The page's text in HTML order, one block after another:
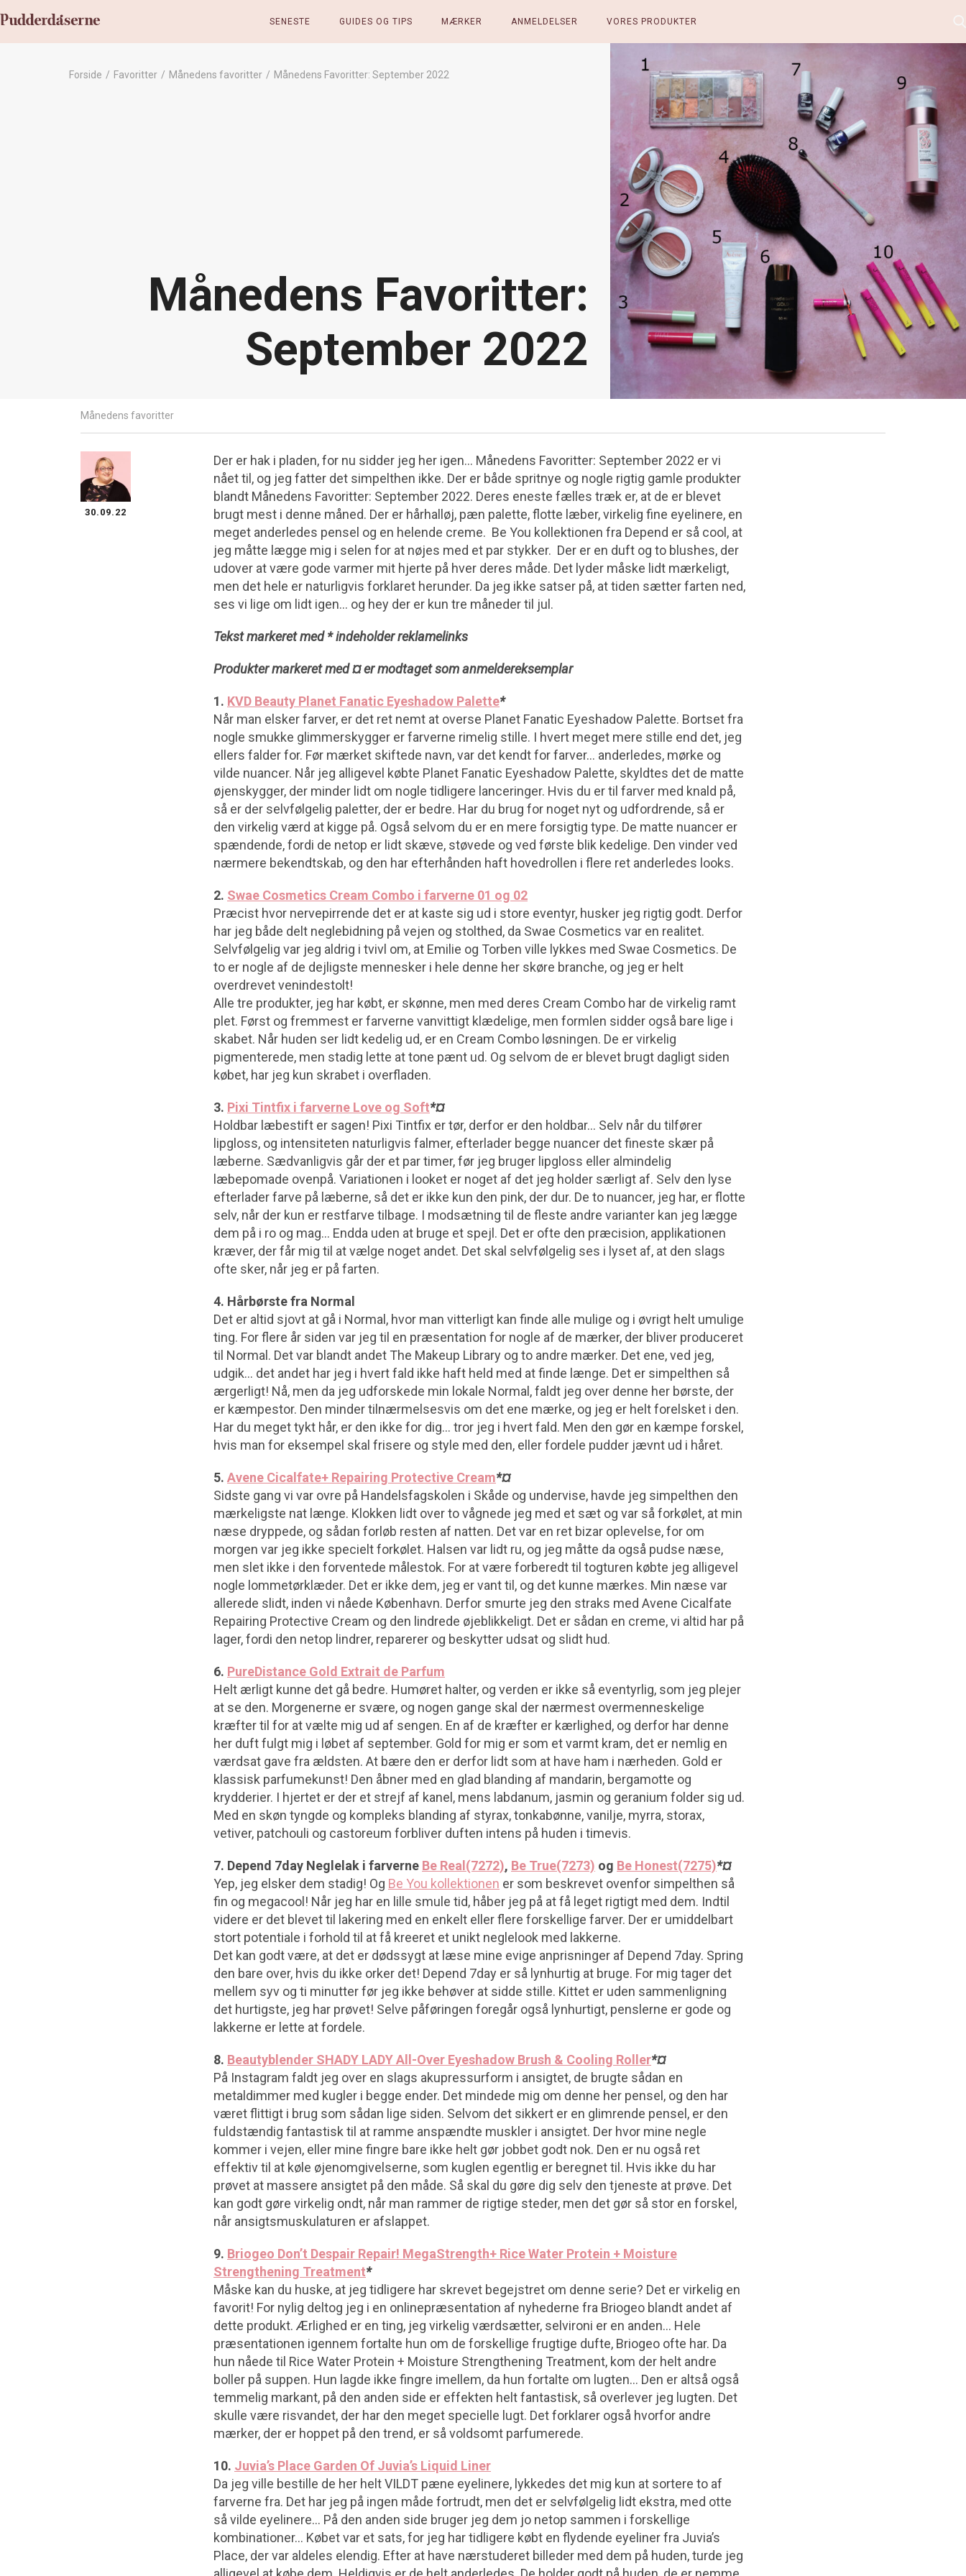
SENESTE GUIDES OG TIPS MÆRKER ANMELDELSER VORES PRODUKTER
Forside / Favoritter / Månedens favoritter / Månedens Favoritter: September 2022
Månedens Favoritter:
September 2022
Månedens favoritter
30.09.22
Der er hak i pladen, for nu sidder jeg her igen… Månedens Favoritter: September 2022 er vi
nået til, og jeg fatter det simpelthen ikke. Der er både spritnye og nogle rigtig gamle produkter
blandt Månedens Favoritter: September 2022. Deres eneste fælles træk er, at de er blevet
brugt mest i denne måned. Der er hårhalløj, pæn palette, flotte læber, virkelig fine eyelinere, en
meget anderledes pensel og en helende creme. Be You kollektionen fra Depend er så cool, at
jeg måtte lægge mig i selen for at nøjes med et par stykker. Der er en duft og to blushes, der
udover at være gode varmer mit hjerte på hver deres måde. Det lyder måske lidt mærkeligt,
men det hele er naturligvis forklaret herunder. Da jeg ikke satser på, at tiden sætter farten ned,
ses vi lige om lidt igen… og hey der er kun tre måneder til jul.
Tekst markeret med * indeholder reklamelinks
Produkter markeret med ¤ er modtaget som anmeldereksemplar
1. KVD Beauty Planet Fanatic Eyeshadow Palette*
Når man elsker farver, er det ret nemt at overse Planet Fanatic Eyeshadow Palette. Bortset fra
nogle smukke glimmerskygger er farverne rimelig stille. I hvert meget mere stille end det, jeg
ellers falder for. Før mærket skiftede navn, var det kendt for farver… anderledes, mørke og
vilde nuancer. Når jeg alligevel købte Planet Fanatic Eyeshadow Palette, skyldtes det de matte
øjenskygger, der minder lidt om nogle tidligere lanceringer. Hvis du er til farver med knald på,
så er der selvfølgelig paletter, der er bedre. Har du brug for noget nyt og udfordrende, så er
den virkelig værd at kigge på. Også selvom du er en mere forsigtig type. De matte nuancer er
spændende, fordi de netop er lidt skæve, støvede og ved første blik kedelige. Den vinder ved
nærmere bekendtskab, og den har efterhånden haft hovedrollen i flere ret anderledes looks.
2. Swae Cosmetics Cream Combo i farverne 01 og 02
Præcist hvor nervepirrende det er at kaste sig ud i store eventyr, husker jeg rigtig godt. Derfor
har jeg både delt neglebidning på vejen og stolthed, da Swae Cosmetics var en realitet.
Selvfølgelig var jeg aldrig i tvivl om, at Emilie og Torben ville lykkes med Swae Cosmetics. De
to er nogle af de dejligste mennesker i hele denne her skøre branche, og jeg er helt
overdrevet venindestolt!
Alle tre produkter, jeg har købt, er skønne, men med deres Cream Combo har de virkelig ramt
plet. Først og fremmest er farverne vanvittigt klædelige, men formlen sidder også bare lige i
skabet. Når huden ser lidt kedelig ud, er en Cream Combo løsningen. De er virkelig
pigmenterede, men stadig lette at tone pænt ud. Og selvom de er blevet brugt dagligt siden
købet, har jeg kun skrabet i overfladen.
3. Pixi Tintfix i farverne Love og Soft*¤
Holdbar læbestift er sagen! Pixi Tintfix er tør, derfor er den holdbar… Selv når du tilfører
lipgloss, og intensiteten naturligvis falmer, efterlader begge nuancer det fineste skær på
læberne. Sædvanligvis går der et par timer, før jeg bruger lipgloss eller almindelig
læbepomade ovenpå. Variationen i looket er noget af det jeg holder særligt af. Selv den lyse
efterlader farve på læberne, så det er ikke kun den pink, der dur. De to nuancer, jeg har, er flotte
selv, når der kun er restfarve tilbage. I modsætning til de fleste andre varianter kan jeg lægge
dem på i ro og mag… Endda uden at bruge et spejl. Det er ofte den præcision, applikationen
kræver, der får mig til at vælge noget andet. Det skal selvfølgelig ses i lyset af, at den slags
ofte sker, når jeg er på farten.
4. Hårbørste fra Normal
Det er altid sjovt at gå i Normal, hvor man vitterligt kan finde alle mulige og i øvrigt helt umulige
ting. For flere år siden var jeg til en præsentation for nogle af de mærker, der bliver produceret
til Normal. Det var blandt andet The Makeup Library og to andre mærker. Det ene, ved jeg,
udgik… det andet har jeg i hvert fald ikke haft held med at finde længe. Det er simpelthen så
ærgerligt! Nå, men da jeg udforskede min lokale Normal, faldt jeg over denne her børste, der
er kæmpestor. Den minder tilnærmelsesvis om det ene mærke, og jeg er helt forelsket i den.
Har du meget tykt hår, er den ikke for dig… tror jeg i hvert fald. Men den gør en kæmpe forskel,
hvis man for eksempel skal frisere og style med den, eller fordele pudder jævnt ud i håret.
5. Avene Cicalfate+ Repairing Protective Cream*¤
Sidste gang vi var ovre på Handelsfagskolen i Skåde og undervise, havde jeg simpelthen den
mærkeligste nat længe. Klokken lidt over to vågnede jeg med et sæt og var så forkølet, at min
næse dryppede, og sådan forløb resten af natten. Det var en ret bizar oplevelse, for om
morgen var jeg ikke specielt forkølet. Halsen var lidt ru, og jeg måtte da også pudse næse,
men slet ikke i den forventede målestok. For at være forberedt til togturen købte jeg alligevel
nogle lommetørklæder. Det er ikke dem, jeg er vant til, og det kunne mærkes. Min næse var
allerede slidt, inden vi nåede København. Derfor smurte jeg den straks med Avene Cicalfate
Repairing Protective Cream og den lindrede øjeblikkeligt. Det er sådan en creme, vi altid har på
lager, fordi den netop lindrer, reparerer og beskytter udsat og slidt hud.
6. PureDistance Gold Extrait de Parfum
Helt ærligt kunne det gå bedre. Humøret halter, og verden er ikke så eventyrlig, som jeg plejer
at se den. Morgenerne er svære, og nogen gange skal der nærmest overmenneskelige
kræfter til for at vælte mig ud af sengen. En af de kræfter er kærlighed, og derfor har denne
her duft fulgt mig i løbet af september. Gold for mig er som et varmt kram, det er nemlig en
værdsat gave fra ældsten. At bære den er derfor lidt som at have ham i nærheden. Gold er
klassisk parfumekunst! Den åbner med en glad blanding af mandarin, bergamotte og
krydderier. I hjertet er der et strejf af kanel, mens labdanum, jasmin og geranium folder sig ud.
Med en skøn tyngde og kompleks blanding af styrax, tonkabønne, vanilje, myrra, storax,
vetiver, patchouli og castoreum forbliver duften intens på huden i timevis.
7. Depend 7day Neglelak i farverne Be Real(7272), Be True(7273) og Be Honest(7275)*¤
Yep, jeg elsker dem stadig! Og Be You kollektionen er som beskrevet ovenfor simpelthen så
fin og megacool! Når jeg har en lille smule tid, håber jeg på at få leget rigtigt med dem. Indtil
videre er det blevet til lakering med en enkelt eller flere forskellige farver. Der er umiddelbart
stort potentiale i forhold til at få kreeret et unikt neglelook med lakkerne.
Det kan godt være, at det er dødssygt at læse mine evige anprisninger af Depend 7day. Spring
den bare over, hvis du ikke orker det! Depend 7day er så lynhurtig at bruge. For mig tager det
mellem syv og ti minutter før jeg ikke behøver at sidde stille. Kittet er uden sammenligning
det hurtigste, jeg har prøvet! Selve påføringen foregår også lynhurtigt, penslerne er gode og
lakkerne er lette at fordele.
8. Beautyblender SHADY LADY All-Over Eyeshadow Brush & Cooling Roller*¤
På Instagram faldt jeg over en slags akupressurform i ansigtet, de brugte sådan en
metaldimmer med kugler i begge ender. Det mindede mig om denne her pensel, og den har
været flittigt i brug som sådan lige siden. Selvom det sikkert er en glimrende pensel, er den
fuldstændig fantastisk til at ramme anspændte muskler i ansigtet. Der hvor mine negle
kommer i vejen, eller mine fingre bare ikke helt gør jobbet godt nok. Den er nu også ret
effektiv til at køle øjenomgivelserne, som kuglen egentlig er beregnet til. Hvis ikke du har
prøvet at massere ansigtet på den måde. Så skal du gøre dig selv den tjeneste at prøve. Det
kan godt gøre virkelig ondt, når man rammer de rigtige steder, men det gør så stor en forskel,
når ansigtsmuskulaturen er afslappet.
9. Briogeo Don’t Despair Repair! MegaStrength+ Rice Water Protein + Moisture
Strengthening Treatment*
Måske kan du huske, at jeg tidligere har skrevet begejstret om denne serie? Det er virkelig en
favorit! For nylig deltog jeg i en onlinepræsentation af nyhederne fra Briogeo blandt andet af
dette produkt. Ærlighed er en ting, jeg virkelig værdsætter, selvironi er en anden… Hele
præsentationen igennem fortalte hun om de forskellige frugtige dufte, Briogeo ofte har. Da
hun nåede til Rice Water Protein + Moisture Strengthening Treatment, kom der helt andre
boller på suppen. Hun lagde ikke fingre imellem, da hun fortalte om lugten… Den er altså også
temmelig markant, på den anden side er effekten helt fantastisk, så overlever jeg lugten. Det
skulle være risvandet, der har den meget specielle lugt. Det forklarer også hvorfor andre
mærker, der er hoppet på den trend, er så voldsomt parfumerede.
10. Juvia’s Place Garden Of Juvia’s Liquid Liner
Da jeg ville bestille de her helt VILDT pæne eyelinere, lykkedes det mig kun at sortere to af
farverne fra. Det har jeg på ingen måde fortrudt, men det er selvfølgelig lidt ekstra, med otte
så vilde eyelinere… På den anden side bruger jeg dem jo netop sammen i forskellige
kombinationer… Købet var et sats, for jeg har tidligere købt en flydende eyeliner fra Juvia’s
Place, der var aldeles elendig. Efter at have nærstuderet billeder med dem på huden, turde jeg